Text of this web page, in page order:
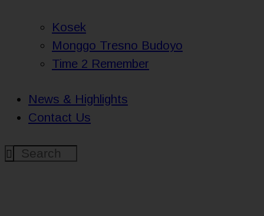
Kosek
Monggo Tresno Budoyo
Time 2 Remember
News & Highlights
Contact Us